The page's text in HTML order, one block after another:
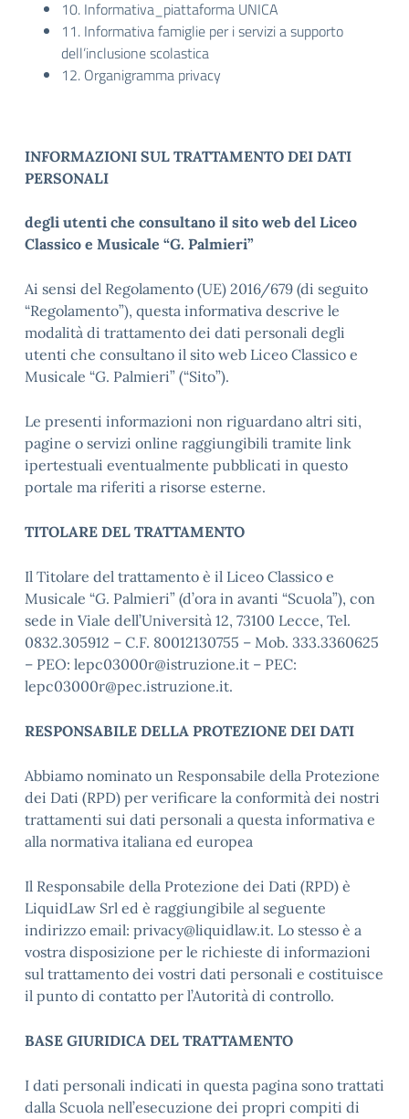
10. Informativa_piattaforma UNICA
11. Informativa famiglie per i servizi a supporto
dell’inclusione scolastica
12. Organigramma privacy
INFORMAZIONI SUL TRATTAMENTO DEI DATI
PERSONALI
degli utenti che consultano il sito web del Liceo
Classico e Musicale “G. Palmieri”
Ai sensi del Regolamento (UE) 2016/679 (di seguito
“Regolamento”), questa informativa descrive le
modalità di trattamento dei dati personali degli
utenti che consultano il sito web Liceo Classico e
Musicale “G. Palmieri” (“Sito”).
Le presenti informazioni non riguardano altri siti,
pagine o servizi online raggiungibili tramite link
ipertestuali eventualmente pubblicati in questo
portale ma riferiti a risorse esterne.
TITOLARE DEL TRATTAMENTO
Il Titolare del trattamento è il Liceo Classico e
Musicale “G. Palmieri” (d’ora in avanti “Scuola”), con
sede in Viale dell’Università 12, 73100 Lecce, Tel.
0832.305912 – C.F. 80012130755 – Mob. 333.3360625
– PEO: lepc03000r@istruzione.it – PEC:
lepc03000r@pec.istruzione.it.
RESPONSABILE DELLA PROTEZIONE DEI DATI
Abbiamo nominato un Responsabile della Protezione
dei Dati (RPD) per verificare la conformità dei nostri
trattamenti sui dati personali a questa informativa e
alla normativa italiana ed europea
Il Responsabile della Protezione dei Dati (RPD) è
LiquidLaw Srl ed è raggiungibile al seguente
indirizzo email: privacy@liquidlaw.it. Lo stesso è a
vostra disposizione per le richieste di informazioni
sul trattamento dei vostri dati personali e costituisce
il punto di contatto per l’Autorità di controllo.
BASE GIURIDICA DEL TRATTAMENTO
I dati personali indicati in questa pagina sono trattati
dalla Scuola nell’esecuzione dei propri compiti di